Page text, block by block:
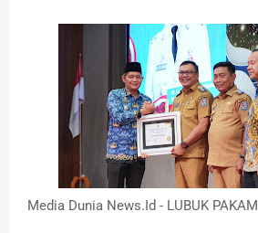
Media Dunia News.Id - LUBUK PAKAM